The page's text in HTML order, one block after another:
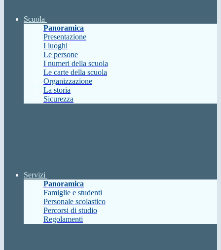
Scuola
Panoramica
Presentazione
I luoghi
Le persone
I numeri della scuola
Le carte della scuola
Organizzazione
La storia
Sicurezza
Servizi
Panoramica
Famiglie e studenti
Personale scolastico
Percorsi di studio
Regolamenti